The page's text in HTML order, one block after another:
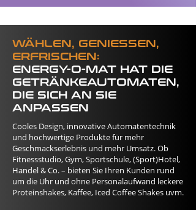
WÄHLEN, GENIESSEN,
ERFRISCHEN:
ENERGY-O-MAT HAT DIE
GETRÄNKEAUTOMATEN,
DIE SICH AN SIE
ANPASSEN
Cooles Design, innovative Automatentechnik
und hochwertige Produkte für mehr
Geschmackserlebnis und mehr Umsatz. Ob
Fitnessstudio, Gym, Sportschule, (Sport)Hotel,
Handel & Co. – bieten Sie Ihren Kunden rund
um die Uhr und ohne Personalaufwand leckere
Proteinshakes, Kaffee, Iced Coffee Shakes uvm.